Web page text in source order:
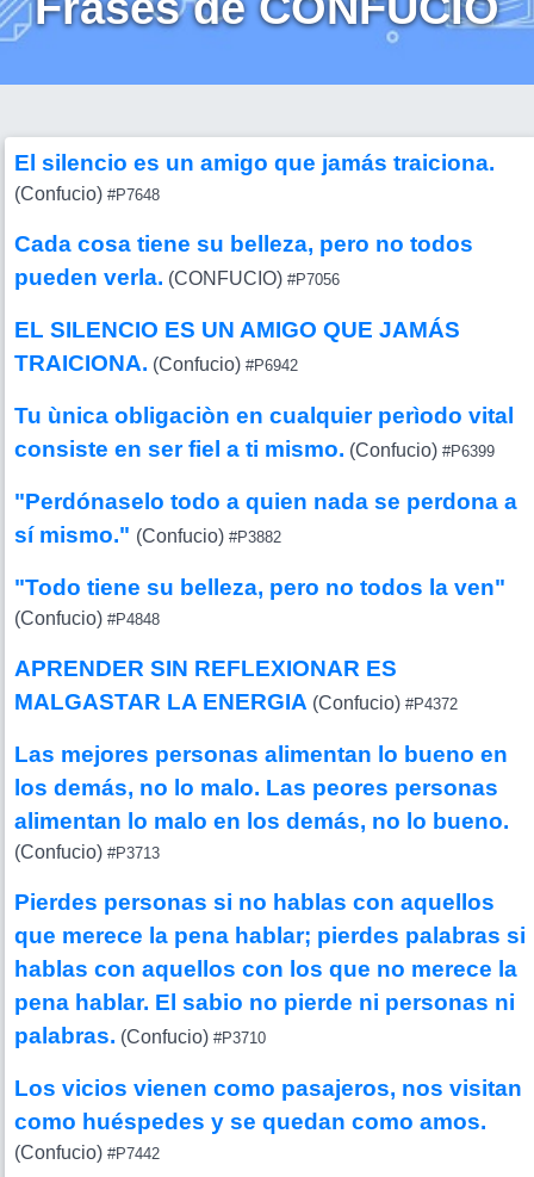
El silencio es un amigo que jamás traiciona.
(Confucio) #P7648
Cada cosa tiene su belleza, pero no todos
pueden verla. (CONFUCIO) #P7056
EL SILENCIO ES UN AMIGO QUE JAMÁS
TRAICIONA. (Confucio) #P6942
Tu ùnica obligaciòn en cualquier perìodo vital
consiste en ser fiel a ti mismo. (Confucio) #P6399
"Perdónaselo todo a quien nada se perdona a
sí mismo." (Confucio) #P3882
"Todo tiene su belleza, pero no todos la ven"
(Confucio) #P4848
APRENDER SIN REFLEXIONAR ES
MALGASTAR LA ENERGIA (Confucio) #P4372
Las mejores personas alimentan lo bueno en
los demás, no lo malo. Las peores personas
alimentan lo malo en los demás, no lo bueno.
(Confucio) #P3713
Pierdes personas si no hablas con aquellos
que merece la pena hablar; pierdes palabras si
hablas con aquellos con los que no merece la
pena hablar. El sabio no pierde ni personas ni
palabras. (Confucio) #P3710
Los vicios vienen como pasajeros, nos visitan
como huéspedes y se quedan como amos.
(Confucio) #P7442